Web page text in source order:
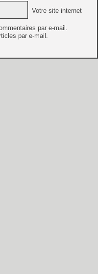
Votre site internet
par e-mail.
par e-mail.